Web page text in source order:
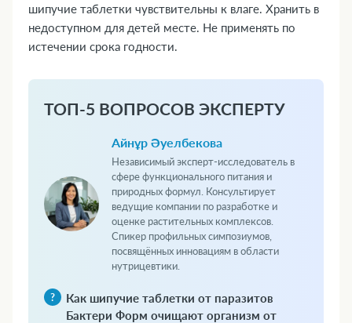
шипучие таблетки чувствительны к влаге. Хранить в
недоступном для детей месте. Не применять по
истечении срока годности.
ТОП-5 ВОПРОСОВ ЭКСПЕРТУ
Айнұр Әуелбекова
Независимый эксперт-исследователь в
сфере функционального питания и
природных формул. Консультирует
ведущие компании по разработке и
оценке растительных комплексов.
Спикер профильных симпозиумов,
посвящённых инновациям в области
нутрицевтики.
Как шипучие таблетки от паразитов
Бактери Форм очищают организм от